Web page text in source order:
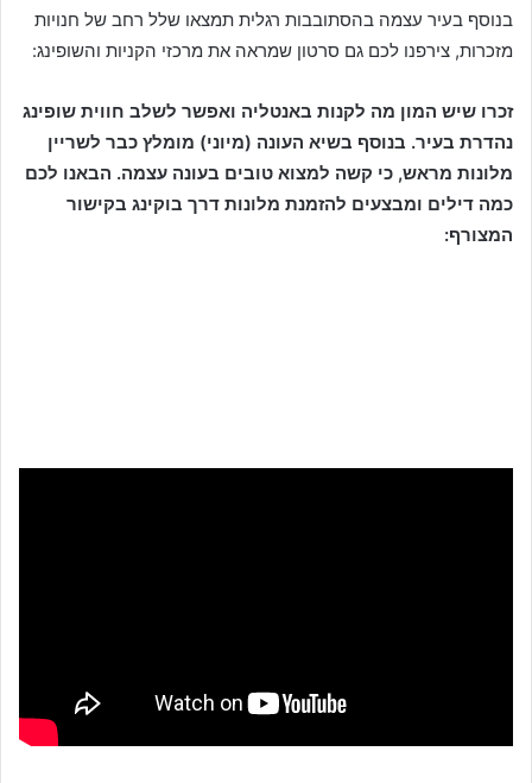
בנוסף בעיר עצמה בהסתובבות רגלית תמצאו שלל רחב של חנויות
מזכרות, צירפנו לכם גם סרטון שמראה את מרכזי הקניות והשופינג:
זכרו שיש המון מה לקנות באנטליה ואפשר לשלב חווית שופינג
נהדרת בעיר. בנוסף בשיא העונה (מיוני) מומלץ כבר לשריין
מלונות מראש, כי קשה למצוא טובים בעונה עצמה. הבאנו לכם
כמה דילים ומבצעים להזמנת מלונות דרך בוקינג בקישור
המצורף: